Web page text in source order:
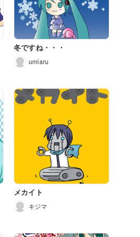
冬ですね・・・
umiaru
メカイト
キジマ